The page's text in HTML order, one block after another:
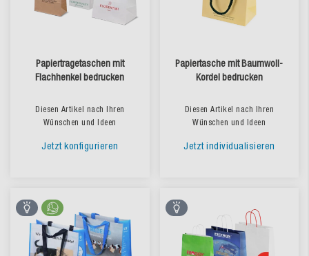
Papiertragetaschen mit
Flachhenkel bedrucken
Diesen Artikel nach Ihren
Wünschen und Ideen
Jetzt konfigurieren
Papiertasche mit Baumwoll-
Kordel bedrucken
Diesen Artikel nach Ihren
Wünschen und Ideen
Jetzt individualisieren